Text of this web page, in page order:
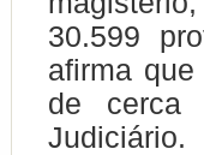
30.599
afirma
de cerca
Judiciário.